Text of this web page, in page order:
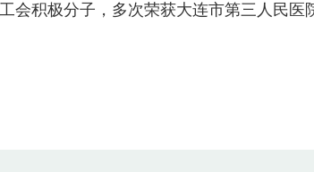
会积极分子，多次荣获大连市第三人民医